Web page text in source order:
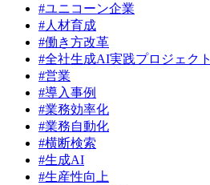
#ユニコーン企業
#人材育成
#働き方改革
#全社生成AI実践プロジェクト
#営業
#導入事例
#業務効率化
#業務自動化
#横断検索
#生成AI
#生産性向上